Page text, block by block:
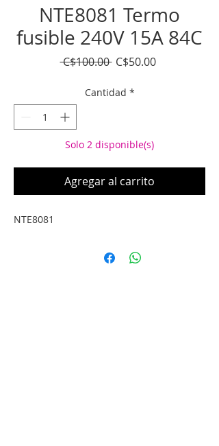
NTE8081 Termo
fusible 240V 15A 84C
C$100.00 Precio
C$50.00Precio
Cantidad *
Solo 2 disponible(s)
Agregar al carrito
NTE8081